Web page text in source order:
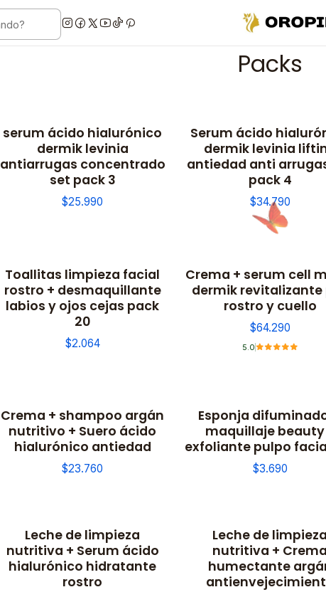
Marcas Dermik
Packs
No disponible
serum ácido hialurónico
dermik levinia
antiarrugas concentrado
set pack 3
$25.990
No disponible
Serum ácido
dermik levinia
antiedad anti
pack 4
$34.790
Toallitas limpieza facial
rostro + desmaquillante
labios y ojos cejas pack
20
$2.064
Crema + serum cell
dermik revitalizante
rostro y cuello
$64.290
5.0
No disponible
Crema + shampoo argán
nutritivo + Suero ácido
hialurónico antiedad
$23.760
Esponja
maquillaje beauty
exfoliante pulpo
$3.690
-20% OFF
Leche de limpieza
nutritiva + Serum ácido
hialurónico hidratante
rostro
-10% OFF
Leche de limpieza
nutritiva + Crema
humectante